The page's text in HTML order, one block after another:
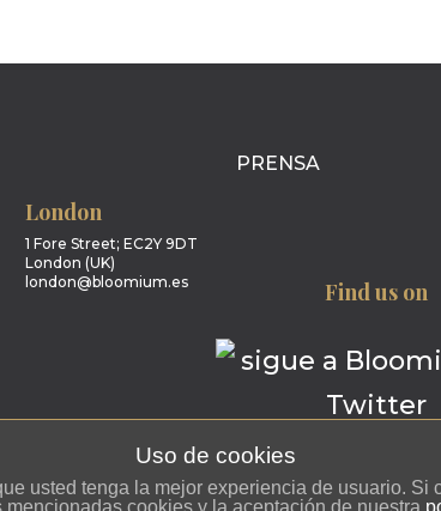
London
1 Fore Street; EC2Y 9DT
London (UK)
london@bloomium.es
PRENSA
Find us on
Uso de cookies
usted tenga la mejor experiencia de usuario. Si
cookies y la aceptación de nuestra